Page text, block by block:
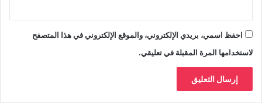
احفظ اسمي، بريدي الإلكتروني، والموقع الإلكتروني في هذا المتصفح
لاستخدامها المرة المقبلة في تعليقي.